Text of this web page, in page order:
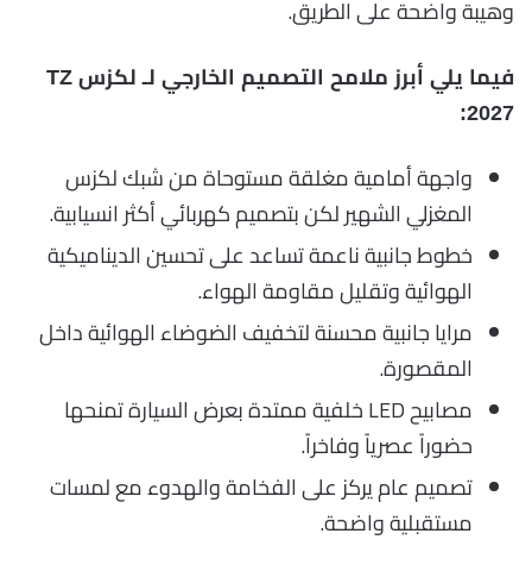
وهيبة واضحة على الطريق.
فيما يلي أبرز ملامح التصميم الخارجي لـ لكزس TZ
2027:
واجهة أمامية مغلقة مستوحاة من شبك لكزس
المغزلي الشهير لكن بتصميم كهربائي أكثر انسيابية.
خطوط جانبية ناعمة تساعد على تحسين الديناميكية
الهوائية وتقليل مقاومة الهواء.
مرايا جانبية محسنة لتخفيف الضوضاء الهوائية داخل
المقصورة.
مصابيح LED خلفية ممتدة بعرض السيارة تمنحها
حضوراً عصرياً وفاخراً.
تصميم عام يركز على الفخامة والهدوء مع لمسات
مستقبلية واضحة.